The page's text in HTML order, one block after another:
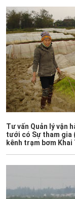
Tư vấn Quản lý vận
tưới có Sự tham gia
kênh trạm bơm Khai